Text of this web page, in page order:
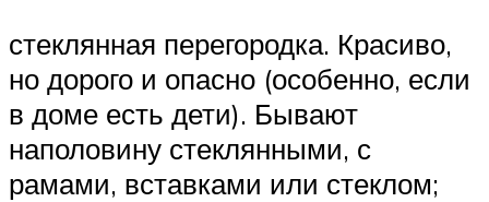
стеклянная перегородка. Красиво,
но дорого и опасно (особенно, если
в доме есть дети). Бывают
наполовину стеклянными, с
рамами, вставками или стеклом;